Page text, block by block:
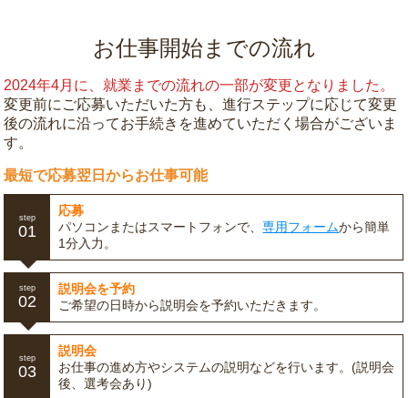
お仕事開始までの流れ
2024年4月に、就業までの流れの一部が変更となりました。
変更前にご応募いただいた方も、進行ステップに応じて変更
後の流れに沿ってお手続きを進めていただく場合がございま
す。
最短で応募翌日からお仕事可能
step
01
応募
パソコンまたはスマートフォンで、専用フォームから簡単
1分入力。
step
02
説明会を予約
ご希望の日時から説明会を予約いただきます。
step
03
説明会
お仕事の進め方やシステムの説明などを行います。(説明会
後、選考会あり)